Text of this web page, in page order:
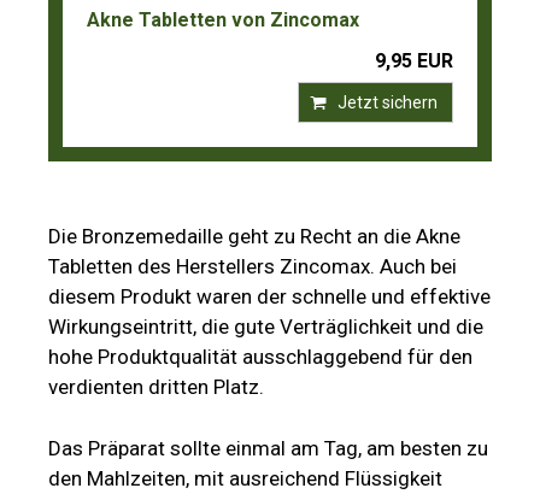
Akne Tabletten von Zincomax
9,95 EUR
Jetzt sichern
Die Bronzemedaille geht zu Recht an die Akne
Tabletten des Herstellers Zincomax. Auch bei
diesem Produkt waren der schnelle und effektive
Wirkungseintritt, die gute Verträglichkeit und die
hohe Produktqualität ausschlaggebend für den
verdienten dritten Platz.
Das Präparat sollte einmal am Tag, am besten zu
den Mahlzeiten, mit ausreichend Flüssigkeit